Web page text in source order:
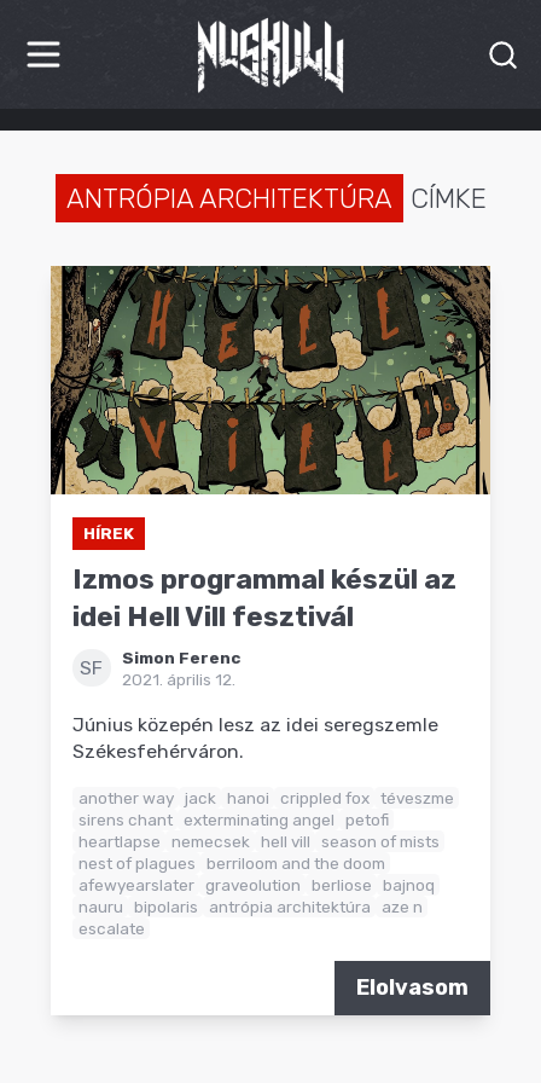
HÍREK
KRITIKÁK
INTERJÚK
PREMIEREK
KULT
MÁSVILÁG
BLOG
ANTRÓPIA ARCHITEKTÚRA CÍMKE
HÍREK
Izmos programmal készül az
idei Hell Vill fesztivál
SF
Simon Ferenc
2021. április 12.
Június közepén lesz az idei seregszemle
Székesfehérváron.
another way jack hanoi crippled fox téveszme
sirens chant exterminating angel
petofi
heartlapse
nemecsek hell vill
season of mists
nest of plagues
berriloom and the doom
afewyearslater
graveolution berliose
bajnoq
nauru
bipolaris antrópia architektúra
aze n
escalate
Elolvasom